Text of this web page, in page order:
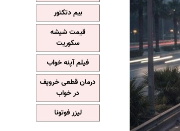
بیم دتکتور
قیمت شیشه
سکوریت
فیلم آپنه خواب
درمان قطعی خروپف
در خواب
لیزر فوتونا